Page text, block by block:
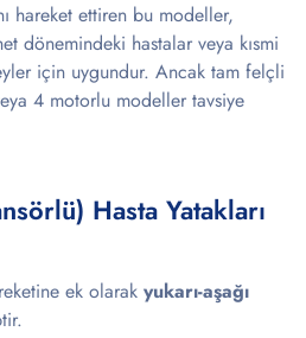
hareket ettiren bu modeller,
dönemindeki hastalar veya kısmi
için uygundur. Ancak tam felçli
4 motorlu modeller tavsiye
Hasta Yatakları
ek olarak yukarı-aşağı